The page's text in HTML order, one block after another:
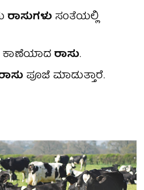
ರಾಸುಗಳು ಸಂತೆಯಲ್ಲಿ
ಕಾಣೆಯಾದರಾಸು.
ಪೂಜೆ ಮಾಡುತ್ತಾರೆ.